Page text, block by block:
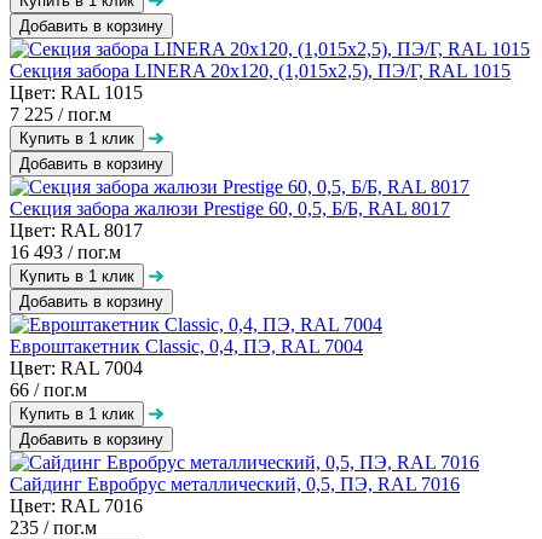
Добавить в корзину
Секция забора LINERA 20х120, (1,015х2,5), ПЭ/Г, RAL 1015
Цвет: RAL 1015
7 225 / пог.м
Добавить в корзину
Секция забора жалюзи Prestige 60, 0,5, Б/Б, RAL 8017
Цвет: RAL 8017
16 493 / пог.м
Добавить в корзину
Евроштакетник Classic, 0,4, ПЭ, RAL 7004
Цвет: RAL 7004
66 / пог.м
Добавить в корзину
Сайдинг Евробрус металлический, 0,5, ПЭ, RAL 7016
Цвет: RAL 7016
235 / пог.м